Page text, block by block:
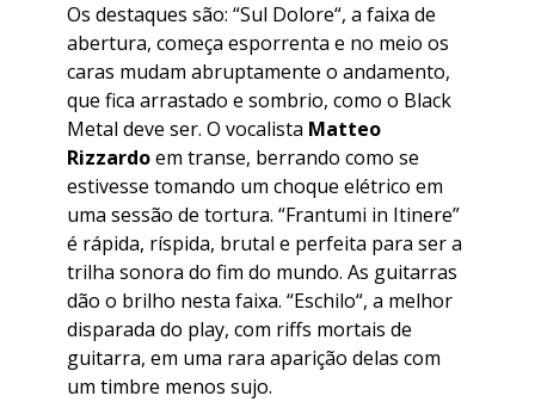
Os destaques são: “Sul Dolore“, a faixa de
abertura, começa esporrenta e no meio os
caras mudam abruptamente o andamento,
que fica arrastado e sombrio, como o Black
Metal deve ser. O vocalista Matteo
Rizzardoem transe, berrando como se
estivesse tomando um choque elétrico em
uma sessão de tortura. “Frantumi in Itinere”
é rápida, ríspida, brutal e perfeita para ser a
trilha sonora do fim do mundo. As guitarras
dão o brilho nesta faixa. “Eschilo“, a melhor
disparada do play, com riffs mortais de
guitarra, em uma rara aparição delas com
um timbre menos sujo.